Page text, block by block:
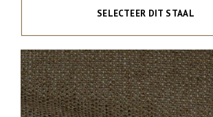
SELECTEER DIT STAAL